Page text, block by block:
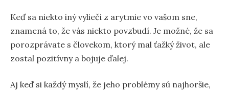
Keď sa niekto iný vylieči z arytmie vo vašom sne,
znamená to, že vás niekto povzbudí. Je možné, že sa
porozprávate s človekom, ktorý mal ťažký život, ale
zostal pozitívny a bojuje ďalej.
Aj keď si každý myslí, že jeho problémy sú najhoršie,